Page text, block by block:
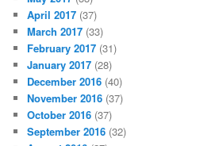
April 2017 (37)
March 2017 (33)
February 2017 (31)
January 2017 (28)
December 2016 (40)
November 2016 (37)
October 2016 (37)
September 2016 (32)